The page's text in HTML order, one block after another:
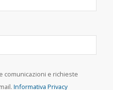
comunicazioni e richieste
Informativa Privacy